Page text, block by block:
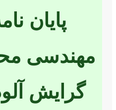
پایان
مهندسی
گرایش